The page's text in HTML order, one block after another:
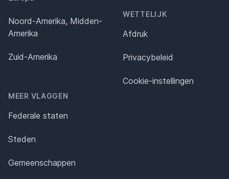
Noord-Amerika, Midden-
Amerika
Zuid-Amerika
MEER VLAGGEN
Federale staten
Steden
Gemeenschappen
WETTELIJK
Afdruk
Privacybeleid
Cookie-instellingen